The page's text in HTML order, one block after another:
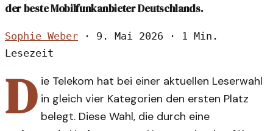
der beste Mobilfunkanbieter Deutschlands.
Sophie Weber · 9. Mai 2026 · 1 Min.
Lesezeit
D ie Telekom hat bei einer aktuellen Leserwahl
in gleich vier Kategorien den ersten Platz
belegt. Diese Wahl, die durch eine